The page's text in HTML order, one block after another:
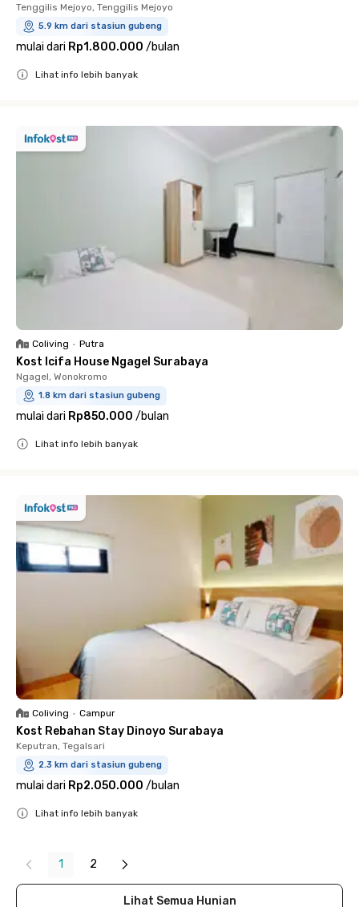
Tenggilis Mejoyo, Tenggilis Mejoyo
5.9 km dari stasiun gubeng
mulai dari Rp1.800.000 /bulan
Lihat info lebih banyak
Coliving • Putra
Kost Icifa House Ngagel Surabaya
Ngagel, Wonokromo
1.8 km dari stasiun gubeng
mulai dari Rp850.000 /bulan
Lihat info lebih banyak
Coliving • Campur
Kost Rebahan Stay Dinoyo Surabaya
Keputran, Tegalsari
2.3 km dari stasiun gubeng
mulai dari Rp2.050.000 /bulan
Lihat info lebih banyak
1 2
Lihat Semua Hunian